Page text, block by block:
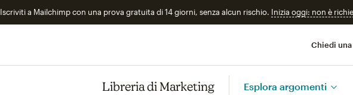
Iscriviti a Mailchimp con una prova gratuita di 14 giorni, senza alcun rischio. Inizia oggi: non è
Chiedi
Libreria di Marketing Esplora argomenti